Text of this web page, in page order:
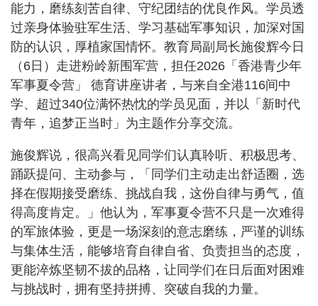
能力，磨练刻苦自律、守纪团结的优良作风。学员透
过亲身体验驻军生活、学习基础军事知识，加深对国
防的认识，厚植家国情怀。教育局副局长施俊辉今日
（6日）走进粉岭新围军营，担任2026「香港青少年
军事夏令营」 德育讲座讲者，与来自全港116间中
学、超过340位满怀热忱的学员见面，并以「新时代
青年，追梦正当时」为主题作分享交流。
施俊辉说，很高兴看见同学们认真聆听、积极思考、
踊跃提问、主动参与，「同学们主动走出舒适圈，选
择在假期接受磨练、挑战自我，这份自律与勇气，值
得高度肯定。」他认为，军事夏令营不只是一次难得
的军旅体验，更是一场深刻的意志磨练，严谨的训练
与集体生活，能够培育自律自省、负责担当的态度，
更能淬炼坚韧不拔的品格，让同学们在日后面对困难
与挑战时，拥有坚持拼搏、突破自我的力量。